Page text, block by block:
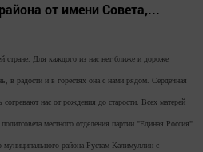
от имени Совета,...
стране. Для каждого из нас нет ближе и дороже
в радости и в горестях она с нами рядом. Сердечная
согревают нас от рождения до старости. Всех матерей
местного отделения партии "Единая Россия"
муниципального района Рустам Калимуллин с